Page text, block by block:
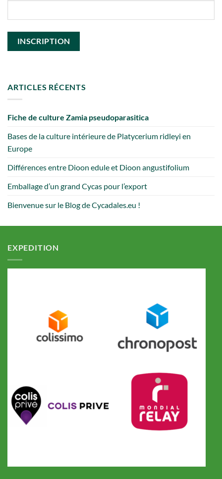
ARTICLES RÉCENTS
Fiche de culture Zamia pseudoparasitica
Bases de la culture intérieure de Platycerium ridleyi en
Europe
Différences entre Dioon edule et Dioon angustifolium
Emballage d’un grand Cycas pour l’export
Bienvenue sur le Blog de Cycadales.eu !
EXPEDITION